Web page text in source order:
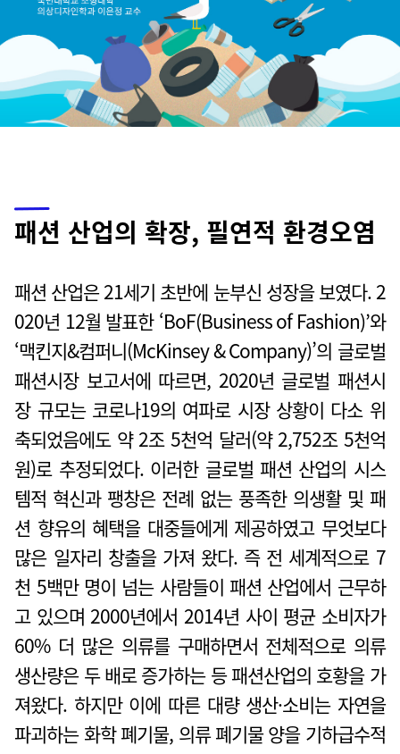
패션 산업의 확장, 필연적 환경오염
패션 산업은 21세기 초반에 눈부신 성장을 보였다. 2
020년 12월 발표한 ‘BoF(Business of Fashion)’와
‘맥킨지&컴퍼니(McKinsey & Company)’의 글로벌
패션시장 보고서에 따르면, 2020년 글로벌 패션시
장 규모는 코로나19의 여파로 시장 상황이 다소 위
축되었음에도 약 2조 5천억 달러(약 2,752조 5천억
원)로 추정되었다. 이러한 글로벌 패션 산업의 시스
템적 혁신과 팽창은 전례 없는 풍족한 의생활 및 패
션 향유의 혜택을 대중들에게 제공하였고 무엇보다
많은 일자리 창출을 가져 왔다. 즉 전 세계적으로 7
천 5백만 명이 넘는 사람들이 패션 산업에서 근무하
고 있으며 2000년에서 2014년 사이 평균 소비자가
60% 더 많은 의류를 구매하면서 전체적으로 의류
생산량은 두 배로 증가하는 등 패션산업의 호황을 가
져왔다. 하지만 이에 따른 대량 생산·소비는 자연을
파괴하는 화학 폐기물, 의류 폐기물 양을 기하급수적